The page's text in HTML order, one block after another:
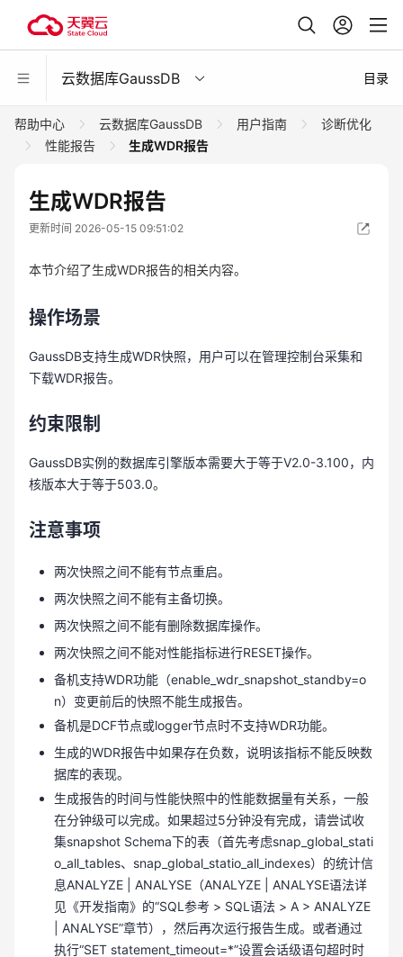
云数据库GaussDB 目录
帮助中心 云数据库GaussDB 用户指南
诊断优化
性能报告
生成WDR报告
生成WDR报告
更新时间 2026-05-15 09:51:02
本节介绍了生成WDR报告的相关内容。
操作场景
GaussDB支持生成WDR快照，用户可以在管理控制台采集和
下载WDR报告。
约束限制
GaussDB实例的数据库引擎版本需要大于等于V2.0-3.100，内
核版本大于等于503.0。
注意事项
两次快照之间不能有节点重启。
两次快照之间不能有主备切换。
两次快照之间不能有删除数据库操作。
两次快照之间不能对性能指标进行RESET操作。
备机支持WDR功能（enable_wdr_snapshot_standby=o
n）变更前后的快照不能生成报告。
备机是DCF节点或logger节点时不支持WDR功能。
生成的WDR报告中如果存在负数，说明该指标不能反映数
据库的表现。
生成报告的时间与性能快照中的性能数据量有关系，一般
在分钟级可以完成。如果超过5分钟没有完成，请尝试收
集snapshot Schema下的表（首先考虑snap_global_stati
o_all_tables、snap_global_statio_all_indexes）的统计信
息ANALYZE | ANALYSE（ANALYZE | ANALYSE语法详
见《开发指南》的“SQL参考 > SQL语法 > A > ANALYZE
| ANALYSE”章节），然后再次运行报告生成。或者通过
执行“SET statement_timeout=*”设置会话级语句超时时